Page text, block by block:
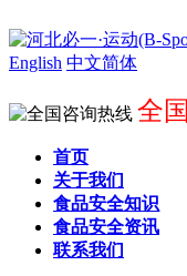
English 中文简体
全
首页
关于我们
食品安全知识
食品安全资讯
联系我们